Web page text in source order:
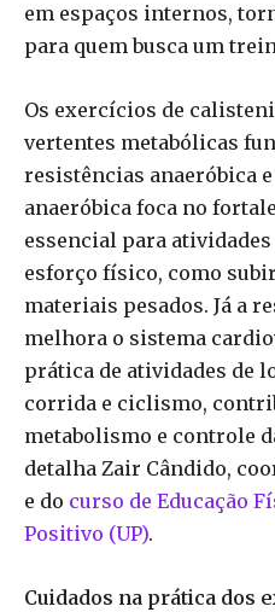
em espaços internos,
para quem busca um
Os exercícios de
vertentes metabólicas
resistências anaeróbica
anaeróbica foca no
essencial para
esforço físico, como
materiais pesados. Já a
melhora o sistema
prática de atividades de
corrida e ciclismo,
metabolismo e controle
detalha Zair Cândido,
e do curso de Educação
Positivo (UP).
Cuidados na prática dos